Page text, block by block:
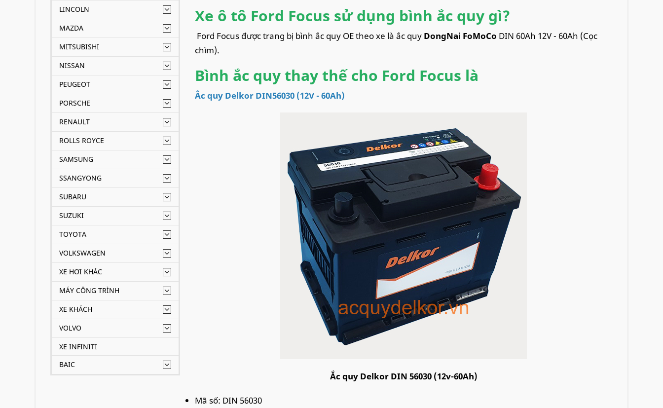
LINCOLN
MAZDA
MITSUBISHI
NISSAN
PEUGEOT
PORSCHE
RENAULT
ROLLS ROYCE
SAMSUNG
SSANGYONG
SUBARU
SUZUKI
TOYOTA
VOLKSWAGEN
XE HƠI KHÁC
MÁY CÔNG TRÌNH
XE KHÁCH
VOLVO
XE INFINITI
BAIC
Xe ô tô Ford Focus sử dụng bình ắc quy gì?
Ford Focus được trang bị bình ắc quy OE theo xe là ắc quy DongNai FoMoCo DIN 60Ah 12V - 60Ah (Cọc
chìm).
Bình ắc quy thay thế cho Ford Focus là
Ắc quy Delkor DIN56030 (12V - 60Ah)
Ắc quy Delkor DIN 56030 (12v-60Ah)
Mã số: DIN 56030